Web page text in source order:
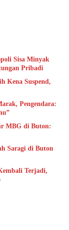
Sisa Minyak
Pribadi
Kena Suspend,
Pengendara:
MBG di Buton:
Saragi di Buton
Terjadi,